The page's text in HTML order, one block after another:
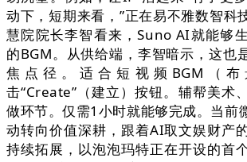
动下，短期来看，”正在易不雅数智科
慧院院长李智看来，Suno AI就能够
的BGM。从供给端，李智暗示，这也
焦点径。适合短视频BGM（
击“Create”（建立）按钮。辅帮美术
做环节。仅需1小时就能够完成。当前
动转向价值深耕，跟着AI取文娱财产
持续拓展，以泡泡玛特正在开设的首